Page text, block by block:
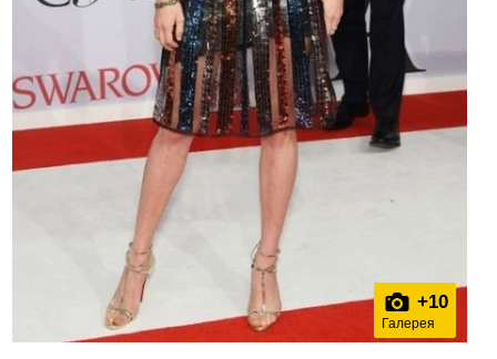
+10
Галерея